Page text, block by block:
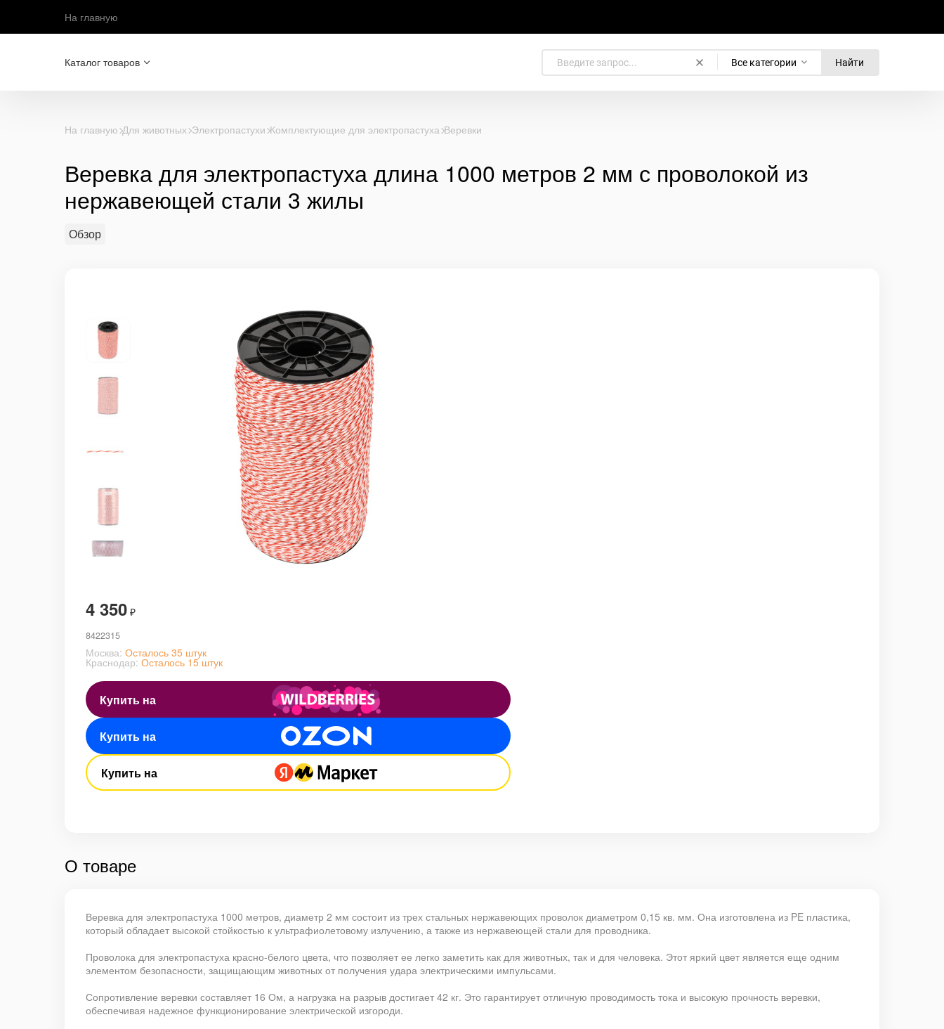
На главную
Каталог товаров Все категории Найти
На главную Для животных Электропастухи Комплектующие для электропастуха Веревки
Веревка для электропастуха длина 1000 метров 2 мм с проволокой из
нержавеющей стали 3 жилы
Обзор
4 350 ₽
8422315
Москва: Осталось 35 штук
Краснодар: Осталось 15 штук
Купить на
Купить на
Купить на
О товаре
Веревка для электропастуха 1000 метров, диаметр 2 мм состоит из трех стальных нержавеющих проволок диаметром 0,15 кв. мм. Она изготовлена из PE пластика,
который обладает высокой стойкостью к ультрафиолетовому излучению, а также из нержавеющей стали для проводника.
Проволока для электропастуха красно-белого цвета, что позволяет ее легко заметить как для животных, так и для человека. Этот яркий цвет является еще одним
элементом безопасности, защищающим животных от получения удара электрическими импульсами.
Сопротивление веревки составляет 16 Ом, а нагрузка на разрыв достигает 42 кг. Это гарантирует отличную проводимость тока и высокую прочность веревки,
обеспечивая надежное функционирование электрической изгороди.